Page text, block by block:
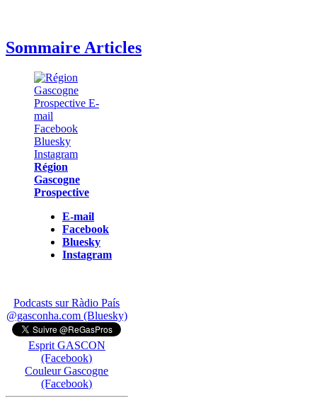
Sommaire Articles
Région
Gascogne
Prospective
E-mail
Facebook
Bluesky
Instagram
Podcasts sur Ràdio País
@gasconha.com (Bluesky)
Esprit GASCON
(Facebook)
Couleur Gascogne
(Facebook)